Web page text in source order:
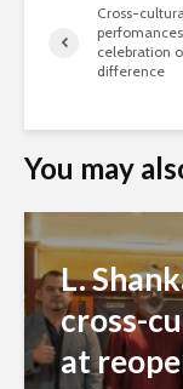
Cross-
celebration
difference
You may
L.
cross-
at